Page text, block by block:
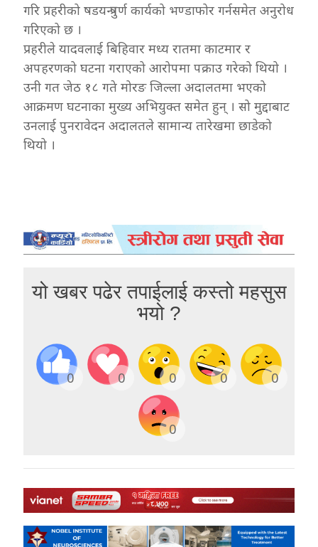
गरि प्रहरीको षडयन्त्रपुर्ण कार्यको भण्डाफोर गर्नसमेत अनुरोध
गरिएको छ ।
प्रहरीले यादवलाई बिहिवार मध्य रातमा काटमार र
अपहरणको घटना गराएको आरोपमा पक्राउ गरेको थियो ।
उनी गत जेठ १८ गते मोरङ जिल्ला अदालतमा भएको
आक्रमण घटनाका मुख्य अभियुक्त समेत हुन् । सो मुद्दाबाट
उनलाई पुनरावेदन अदालतले सामान्य तारेखमा छाडेको
थियो ।
यो खबर पढेर तपाईलाई कस्तो महसुस
भयो ?
0 0 0 0 0
0